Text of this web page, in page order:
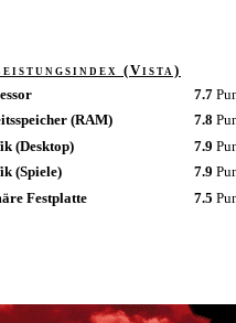
(Vista)
7.7
(RAM)
7.8
(Desktop)
7.9
(Spiele)
7.9
Festplatte
7.5